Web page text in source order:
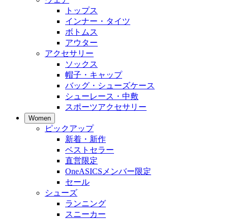
トップス
インナー・タイツ
ボトムス
アウター
アクセサリー
ソックス
帽子・キャップ
バッグ・シューズケース
シューレース・中敷
スポーツアクセサリー
Women
ピックアップ
新着・新作
ベストセラー
直営限定
OneASICSメンバー限定
セール
シューズ
ランニング
スニーカー